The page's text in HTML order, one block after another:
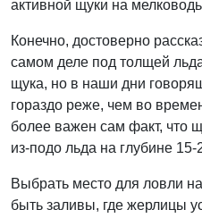
активной щуки на
Конечно, достоверно
самом деле под толщей
щука, но в наши дни
гораздо реже, чем во
более важен сам факт, что
из-подо льда на глубине 15-
Выбрать место для ловли
быть заливы, где жерлицы